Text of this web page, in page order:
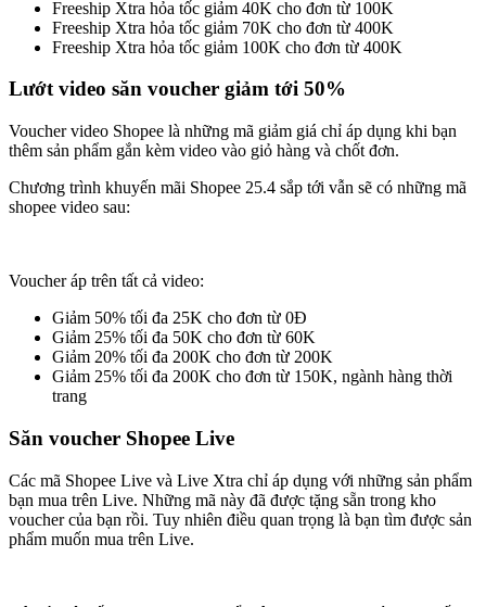
Freeship Xtra hỏa tốc giảm 40K cho đơn từ 100K
Freeship Xtra hỏa tốc giảm 70K cho đơn từ 400K
Freeship Xtra hỏa tốc giảm 100K cho đơn từ 400K
Lướt video săn voucher giảm tới 50%
Voucher video Shopee là những mã giảm giá chỉ áp dụng khi bạn
thêm sản phẩm gắn kèm video vào giỏ hàng và chốt đơn.
Chương trình khuyến mãi Shopee 25.4 sắp tới vẫn sẽ có những mã
shopee video sau:
Voucher áp trên tất cả video:
Giảm 50% tối đa 25K cho đơn từ 0Đ
Giảm 25% tối đa 50K cho đơn từ 60K
Giảm 20% tối đa 200K cho đơn từ 200K
Giảm 25% tối đa 200K cho đơn từ 150K, ngành hàng thời
trang
Săn voucher Shopee Live
Các mã Shopee Live và Live Xtra chỉ áp dụng với những sản phẩm
bạn mua trên Live. Những mã này đã được tặng sẵn trong kho
voucher của bạn rồi. Tuy nhiên điều quan trọng là bạn tìm được sản
phẩm muốn mua trên Live.